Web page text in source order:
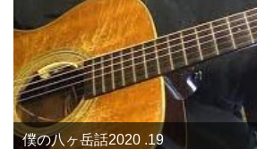
僕の八ヶ岳話2020 .19